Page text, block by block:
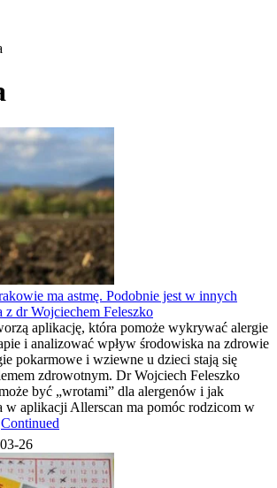
ma astmę. Podobnie jest w innych
z dr Wojciechem Feleszko
aplikację, która pomoże wykrywać alergie
i analizować wpływ środowiska na zdrowie
pokarmowe i wziewne u dzieci stają się
zdrowotnym. Dr Wojciech Feleszko
być „wrotami” dla alergenów i jak
w aplikacji Allerscan ma pomóc rodzicom w
Continued
26